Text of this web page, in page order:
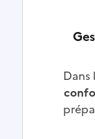
Dans